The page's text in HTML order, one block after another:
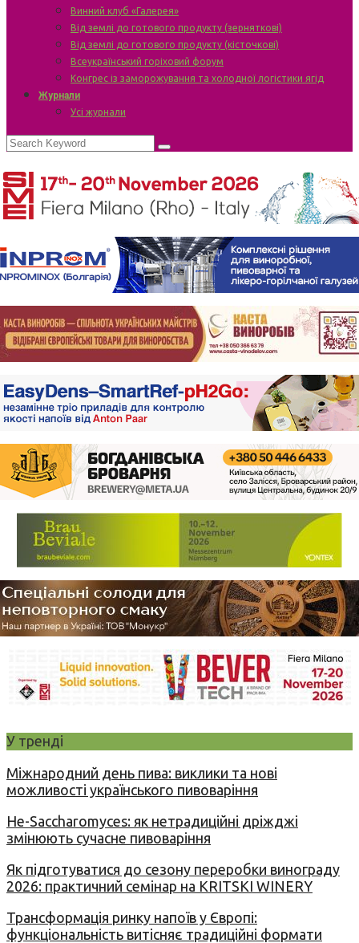
Винний клуб «Галерея»
Від землі до готового продукту (зерняткові)
Від землі до готового продукту (кісточкові)
Всеукраїнський горіховий форум
Конгрес із заморожування та холодної логістики ягід
Журнали
Усі журнали
У тренді
Міжнародний день пива: виклики та нові
можливості українського пивоваріння
Не-Saccharomyces: як нетрадиційні дріжджі
змінюють сучасне пивоваріння
Як підготуватися до сезону переробки винограду
2026: практичний семінар на KRITSKI WINERY
Трансформація ринку напоїв у Європі:
функціональність витісняє традиційні формати